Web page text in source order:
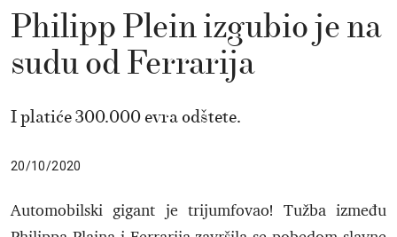
Philipp Plein izgubio je na
sudu od Ferrarija
I platiće 300.000 evra odštete.
20/10/2020
Automobilski gigant je trijumfovao! Tužba između